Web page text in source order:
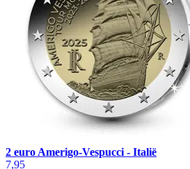
2 euro Amerigo-Vespucci - Italië
7,95